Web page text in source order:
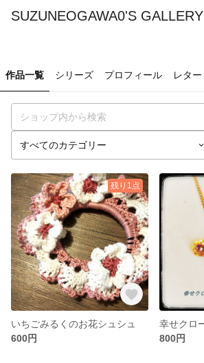
SUZUNEOGAWA0'S GALLERY
作品一覧 シリーズ プロフィール レター
残り1点
いちごみるくのお花シュシュ
600円
800円